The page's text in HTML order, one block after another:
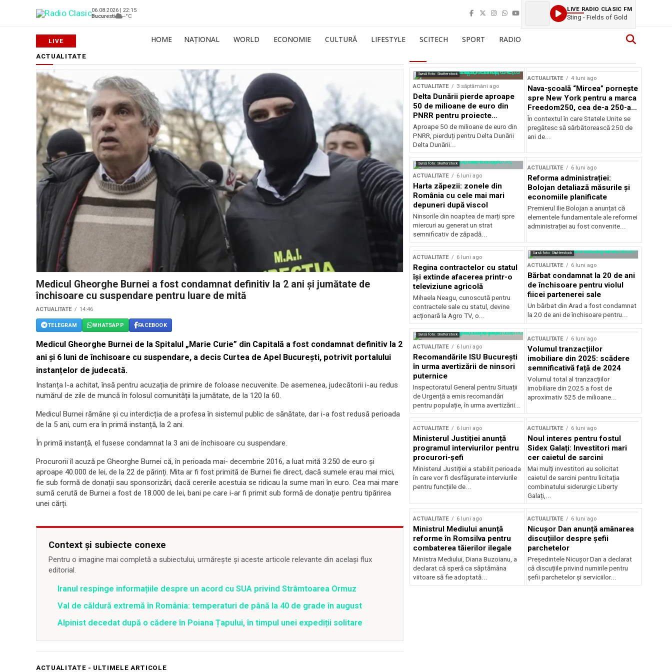
06.08.2026 | 22:15
Bucuresti
--°C
LIVE RADIO CLASIC FM
Sting - Fields of Gold
HOME NAȚIONAL WORLD ECONOMIE CULTURĂ LIFESTYLE SCITECH SPORT RADIO
ACTUALITATE
Medicul Gheorghe Burnei a fost condamnat definitiv la 2 ani și jumătate de
închisoare cu suspendare pentru luare de mită
ACTUALITATE 14:46
TELEGRAM WHATSAPP FACEBOOK
Medicul Gheorghe Burnei de la Spitalul „Marie Curie” din Capitală a fost condamnat definitiv la 2
ani și 6 luni de închisoare cu suspendare, a decis Curtea de Apel București, potrivit portalului
instanțelor de judecată.
Instanța l-a achitat, însă pentru acuzația de primire de foloase necuvenite. De asemenea, judecătorii i-au redus
numărul de zile de muncă în folosul comunității la jumătate, de la 120 la 60.
Medicul Burnei rămâne și cu interdicția de a profesa în sistemul public de sănătate, dar i-a fost redusă perioada
de la 5 ani, cum era în primă instanță, la 2 ani.
În primă instanță, el fusese condamnat la 3 ani de închisoare cu suspendare.
Procurorii îl acuză pe Gheorghe Burnei că, în perioada mai- decembrie 2016, a luat mită 3.250 de euro și
aproape 40.000 de lei, de la 22 de părinți. Mita ar fi fost primită de Burnei fie direct, dacă sumele erau mai mici,
fie sub formă de donații sau sponsorizări, dacă cererile acestuia se ridicau la sume mari în euro. Cea mai mare
sumă cerută de Burnei a fost de 18.000 de lei, bani pe care i-ar fi primit sub formă de donație pentru tipărirea
unei cărți.
Context și subiecte conexe
Pentru o imagine mai completă a subiectului, urmărește și aceste articole relevante din același flux
editorial.
Iranul respinge informațiile despre un acord cu SUA privind Strâmtoarea Ormuz
Val de căldură extremă în România: temperaturi de până la 40 de grade în august
Alpinist decedat după o cădere în Poiana Țapului, în timpul unei expediții solitare
Sursă foto: Shutterstock
ACTUALITATE 3 săptămâni ago
Delta Dunării pierde aproape
50 de milioane de euro din
PNRR pentru proiecte
esențiale
Aproape 50 de milioane de euro din
PNRR, pierduți pentru Delta Dunării
Delta Dunării...
ACTUALITATE 4 luni ago
Nava-școală “Mircea” pornește
spre New York pentru a marca
Freedom250, cea de-a 250-a
aniversare a Statelor Unite
În contextul în care Statele Unite se
pregătesc să sărbătorească 250 de
ani de...
Sursă foto: Shutterstock
ACTUALITATE 6 luni ago
Harta zăpezii: zonele din
România cu cele mai mari
depuneri după viscol
Ninsorile din noaptea de marți spre
miercuri au generat un strat
semnificativ de zăpadă...
ACTUALITATE 6 luni ago
Reforma administrației:
Bolojan detaliază măsurile și
economiile planificate
Premierul Ilie Bolojan a anunțat că
elementele fundamentale ale reformei
administrației au fost convenite...
ACTUALITATE 6 luni ago
Regina contractelor cu statul
își extinde afacerea printr-o
televiziune agricolă
Mihaela Neagu, cunoscută pentru
contractele sale cu statul, devine
acționară la Agro TV, o...
Sursă foto: Shutterstock
ACTUALITATE 6 luni ago
Bărbat condamnat la 20 de ani
de închisoare pentru violul
fiicei partenerei sale
Un bărbat din Arad a fost condamnat
la 20 de ani de închisoare pentru...
Sursă foto: Shutterstock
ACTUALITATE 6 luni ago
Recomandările ISU București
în urma avertizării de ninsori
puternice
Inspectoratul General pentru Situații
de Urgență a emis recomandări
pentru populație, în urma avertizării...
ACTUALITATE 6 luni ago
Volumul tranzacțiilor
imobiliare din 2025: scădere
semnificativă față de 2024
Volumul total al tranzacțiilor
imobiliare din 2025 a fost de
aproximativ 525 de milioane...
ACTUALITATE 6 luni ago
Ministerul Justiției anunță
programul interviurilor pentru
procurori-șefi
Ministerul Justiției a stabilit perioada
în care vor fi desfășurate interviurile
pentru funcțiile de...
ACTUALITATE 6 luni ago
Noul interes pentru fostul
Sidex Galați: Investitori mari
cer caietul de sarcini
Mai mulți investitori au solicitat
caietul de sarcini pentru licitația
combinatului siderurgic Liberty
Galați,...
ACTUALITATE 6 luni ago
Ministrul Mediului anunță
reforme în Romsilva pentru
combaterea tăierilor ilegale
Ministra Mediului, Diana Buzoianu, a
declarat că speră ca săptămâna
viitoare să fie adoptată...
ACTUALITATE 6 luni ago
Nicușor Dan anunță amânarea
discuțiilor despre șefii
parchetelor
Președintele Nicușor Dan a declarat
că discuțiile privind numirile pentru
șefii parchetelor și serviciilor...
ACTUALITATE - ULTIMELE ARTICOLE